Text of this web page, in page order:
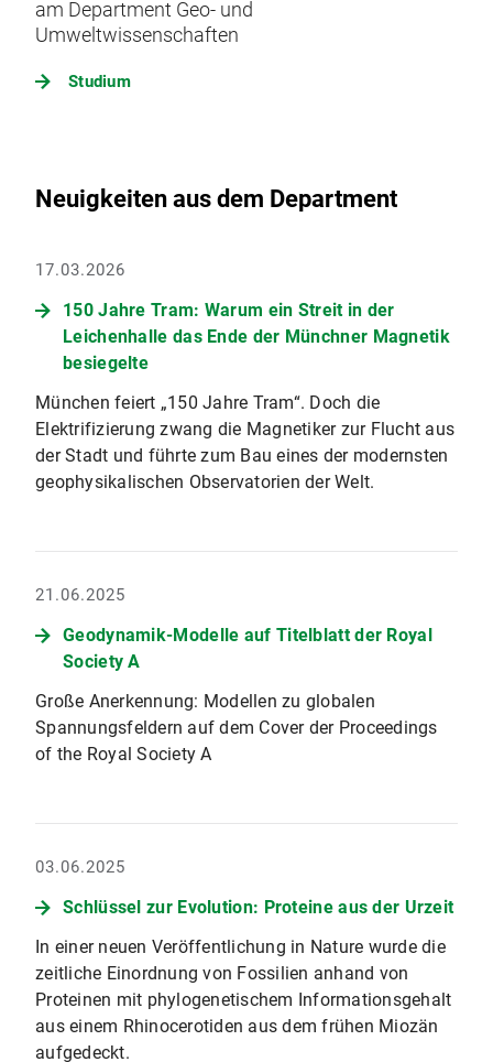
am Department Geo- und
Umweltwissenschaften
Studium
Neuigkeiten aus dem Department
17.03.2026
150 Jahre Tram: Warum ein Streit in der
Leichenhalle das Ende der Münchner Magnetik
besiegelte
München feiert „150 Jahre Tram“. Doch die
Elektrifizierung zwang die Magnetiker zur Flucht aus
der Stadt und führte zum Bau eines der modernsten
geophysikalischen Observatorien der Welt.
21.06.2025
Geodynamik-Modelle auf Titelblatt der Royal
Society A
Große Anerkennung: Modellen zu globalen
Spannungsfeldern auf dem Cover der Proceedings
of the Royal Society A
03.06.2025
Schlüssel zur Evolution: Proteine aus der Urzeit
In einer neuen Veröffentlichung in Nature wurde die
zeitliche Einordnung von Fossilien anhand von
Proteinen mit phylogenetischem Informationsgehalt
aus einem Rhinocerotiden aus dem frühen Miozän
aufgedeckt.